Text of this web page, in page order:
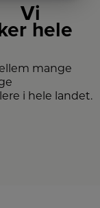
Vi
hele
mange
i hele landet.